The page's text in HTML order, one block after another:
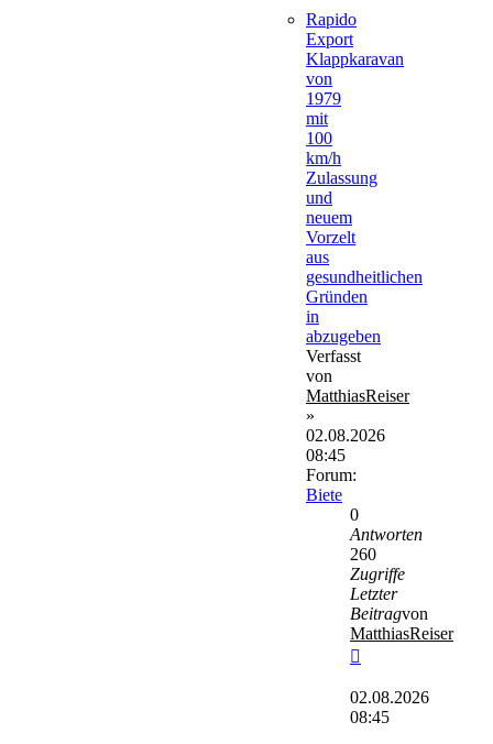
Rapido
Export
Klappkaravan
von
1979
mit
100
km/h
Zulassung
und
neuem
Vorzelt
aus
gesundheitlichen
Gründen
in
abzugeben
Verfasst
von
MatthiasReiser
»
02.08.2026
08:45
Forum:
Biete
0
Antworten
260
Zugriffe
Letzter
Beitragvon
MatthiasReiser
Beitrag
02.08.2026
08:45